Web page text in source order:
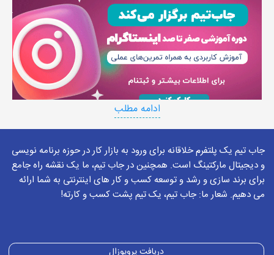
است.
پرطرفدارترین شبکه اجتماعی در ایران اینستاگرام می‌باشد و بیش
از 50 درصد افراد از اینستاگرام استفاده می‌کنند که این به معنی
ادامه مطلب
جاب تیم یک پلتفرم خلاقانه برای ورود به بازار کار در حوزه برنامه نویسی
و دیجیتال مارکتینگ است. همچنین در جاب تیم، ما یک نقشه راه جامع
برای برند سازی و رشد و توسعه کسب و کار های اینترنتی به شما ارائه
می دهیم. شعار ما: جاب تیم، یک تیم پشت کسب و کارته!
دریافت پروپوزال